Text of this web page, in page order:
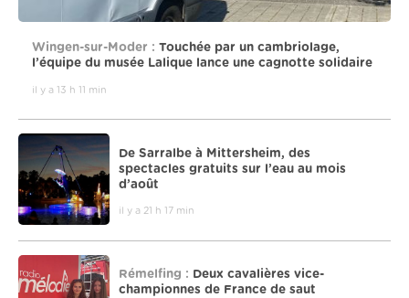
Wingen-sur-Moder : Touchée par un cambriolage,
l’équipe du musée Lalique lance une cagnotte solidaire
il y a 13 h 11 min
De Sarralbe à Mittersheim, des
spectacles gratuits sur l’eau au mois
d’août
il y a 21 h 17 min
Rémelfing : Deux cavalières vice-
championnes de France de saut